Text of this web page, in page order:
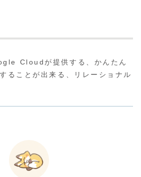
Cloudが提供する、かんたん
ることが出来る、リレーショナル